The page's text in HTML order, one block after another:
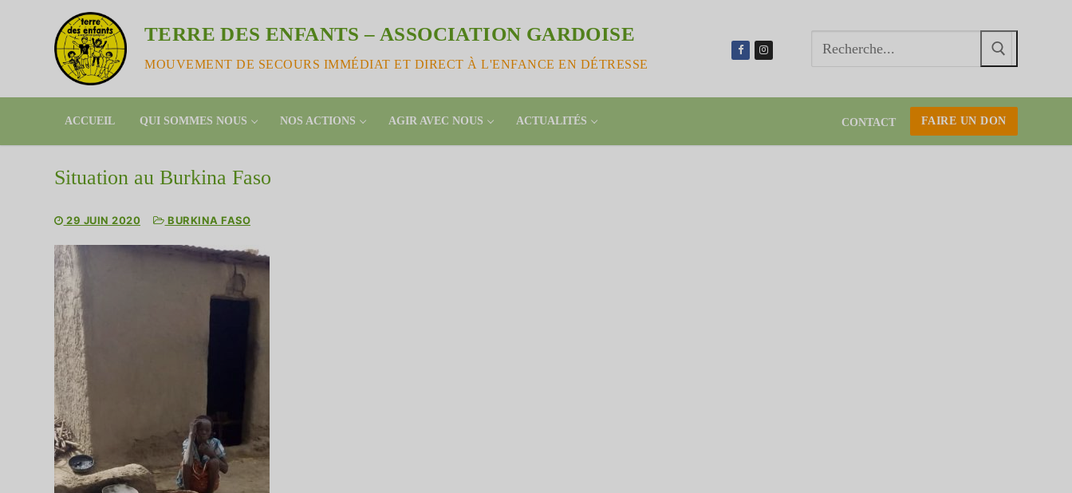
contenu
TERRE DES ENFANTS – ASSOCIATION GARDOISE
MOUVEMENT DE SECOURS IMMÉDIAT ET DIRECT À L'ENFANCE EN DÉTRESSE
ACCUEIL QUI SOMMES NOUS NOS ACTIONS AGIR AVEC NOUS ACTUALITÉS CONTACT FAIRE UN DON
Situation au Burkina Faso
29 JUIN 2020 BURKINA FASO